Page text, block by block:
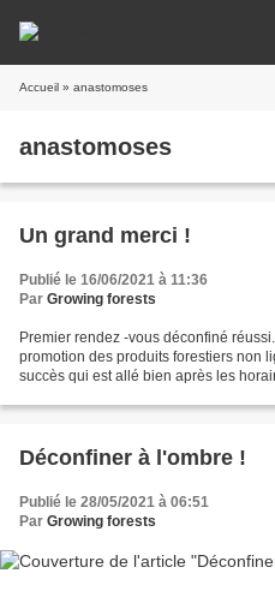
Accueil » anastomoses
anastomoses
Un grand merci !
Publié le 16/06/2021 à 11:36
Par Growing forests
Premier rendez -vous déconfiné
promotion des produits forestiers non
succès qui est allé bien après les
Déconfiner à l'ombre !
Publié le 28/05/2021 à 06:51
Par Growing forests